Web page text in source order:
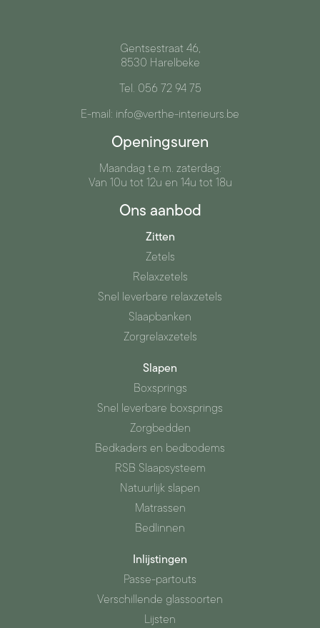
Gentsestraat 46,
8530 Harelbeke
Tel. 056 72 94 75
E-mail: info@verthe-interieurs.be
Openingsuren
Maandag t.e.m. zaterdag:
Van 10u tot 12u en 14u tot 18u
Ons aanbod
Zitten
Zetels
Relaxzetels
Snel leverbare relaxzetels
Slaapbanken
Zorgrelaxzetels
Slapen
Boxsprings
Snel leverbare boxsprings
Zorgbedden
Bedkaders en bedbodems
RSB Slaapsysteem
Natuurlijk slapen
Matrassen
Bedlinnen
Inlijstingen
Passe-partouts
Verschillende glassoorten
Lijsten